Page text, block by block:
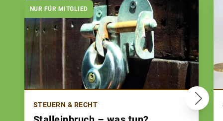
NUR FÜR MITGLIED
STEUERN & RECHT